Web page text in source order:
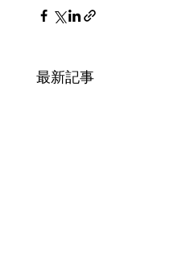
最新記事